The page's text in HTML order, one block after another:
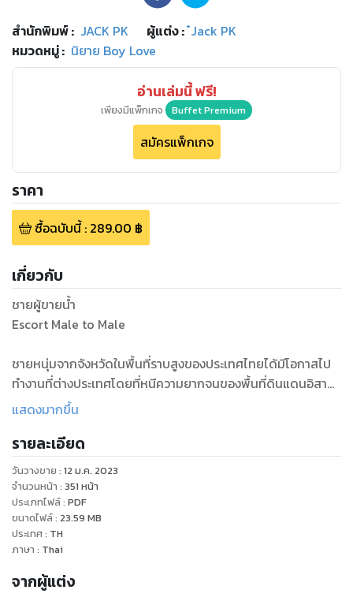
สำนักพิมพ์: JACK PK ผู้แต่ง : ๋Jack PK
หมวดหมู่: นิยาย Boy Love
อ่านเล่มนี้ ฟรี!
เพียงมีแพ็กเกจ Buffet Premium
สมัครแพ็กเกจ
ราคา
ซื้อฉบับนี้: 289.00 ฿
เกี่ยวกับ
ชายผู้ขายน้ำ
Escort Male to Male
ชายหนุ่มจากจังหวัดในพื้นที่ราบสูงของประเทศไทยได้มีโอกาสไป
ทำงานที่ต่างประเทศโดยที่หนีความยากจนของพื้นที่ดินแดนอิสาน
บ้านเกิดของเค้าเองไปสร้างงานใหม่และสร้างอาชีพใหม่โดยการใช้
จะมีชีวิตที่ดีขึ้นกว่านี้เพื่อพัฒนาฐานะทางการเงินของบ้านตัวเค้า
เอง และก็ต้องใจอ่อนให้ชายคนหนึ่งที่เข้ามาในชีวิตเพื่อเปลี่ยนชีวิต
เค้าอีกครั้ง โดยชายหนุ่มที่มีชีวิตคู่กับผู้ชายอีกคนที่ต้องสร้างความ
สุขร่วมกันในเรื่องหนังสือสายวายเล่มนี้จะเป็นอย่างไรแล้วชายหนุ่ม
คนนี้จะไปต่อกับชีวิตเค้าแบบไหนลองอ่าน e-book เล่มนี้แล้วคุณ
จะเข้าถึงการทำอาชีพของ Escort
แสดงมากขึ้น
รายละเอียด
วันวางขาย : 12 ม.ค. 2023
จำนวนหน้า : 351 หน้า
ประเภทไฟล์: PDF
ขนาดไฟล์: 23.59 MB
ประเทศ: TH
ภาษา : Thai
จากผู้แต่ง